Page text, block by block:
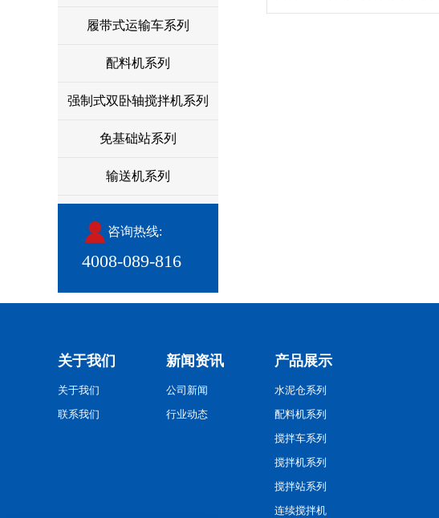
履带式运输车系列
配料机系列
强制式双卧轴搅拌机系列
免基础站系列
输送机系列
咨询热线:
4008-089-816
关于我们
关于我们
联系我们
新闻资讯
公司新闻
行业动态
产品展示
水泥仓系列
配料机系列
搅拌车系列
搅拌机系列
搅拌站系列
连续搅拌机